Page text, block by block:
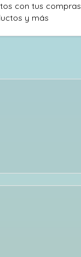
con tus compras
y más